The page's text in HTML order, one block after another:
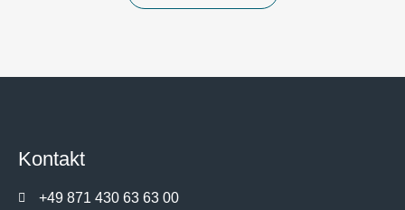
Kontakt
+49 871 430 63 63 00